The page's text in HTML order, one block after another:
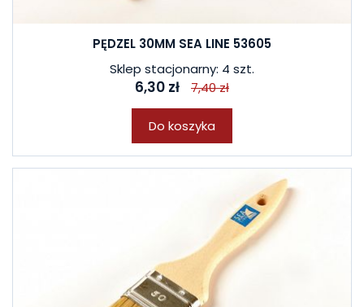
PĘDZEL 30MM SEA LINE 53605
Sklep stacjonarny: 4 szt.
6,30 zł 7,40 zł
Do koszyka